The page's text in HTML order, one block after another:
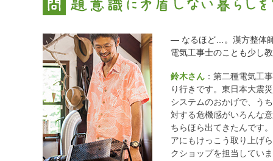
― なるほど…。漢方整体
電気工事士のことも少し
鈴木さん ：第二種電気工
り行きです。東日本大震
システムのおかげで、う
対する危機感がいろんな
ちらほら出てきたんです。
アにもけっこう取り上げ
クショップを担当してい